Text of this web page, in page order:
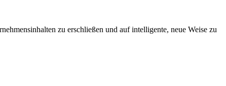
zu erschließen und auf intelligente, neue Weise zu